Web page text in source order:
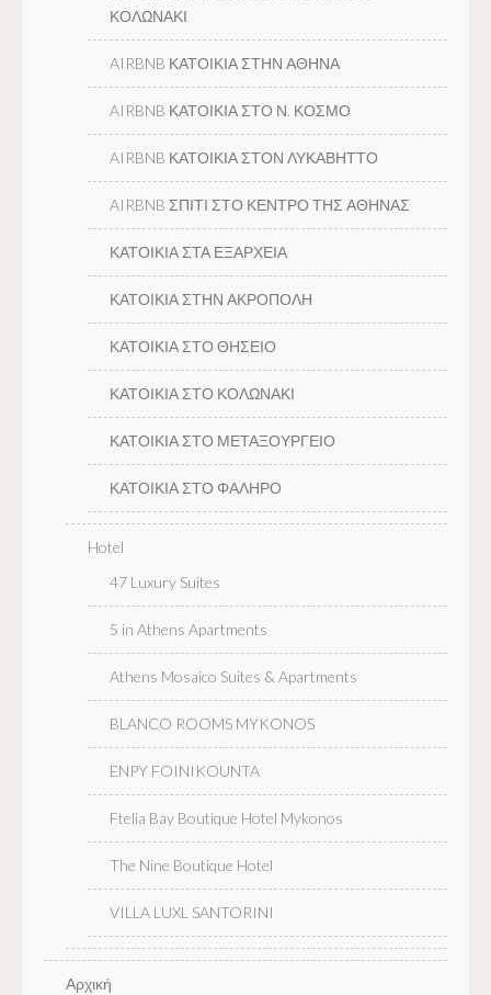
ΚΟΛΩΝΑΚΙ
AIRBNB ΚΑΤΟΙΚΙΑ ΣΤΗΝ ΑΘΗΝΑ
AIRBNB ΚΑΤΟΙΚΙΑ ΣΤΟ Ν. ΚΟΣΜΟ
AIRBNB ΚΑΤΟΙΚΙΑ ΣΤΟΝ ΛΥΚΑΒΗΤΤΟ
AIRBNB ΣΠΙΤΙ ΣΤΟ ΚΕΝΤΡΟ ΤΗΣ ΑΘΗΝΑΣ
ΚΑΤΟΙΚΙΑ ΣΤΑ ΕΞΑΡΧΕΙΑ
ΚΑΤΟΙΚΙΑ ΣΤΗΝ ΑΚΡΟΠΟΛΗ
ΚΑΤΟΙΚΙΑ ΣΤΟ ΘΗΣΕΙΟ
ΚΑΤΟΙΚΙΑ ΣΤΟ ΚΟΛΩΝΑΚΙ
ΚΑΤΟΙΚΙΑ ΣΤΟ ΜΕΤΑΞΟΥΡΓΕΙΟ
ΚΑΤΟΙΚΙΑ ΣΤΟ ΦΑΛΗΡΟ
Hotel
47 Luxury Suites
5 in Athens Apartments
Athens Mosaico Suites & Apartments
BLANCO ROOMS MYKONOS
ENPY FOINIKOUNTA
Ftelia Bay Boutique Hotel Mykonos
The Nine Boutique Hotel
VILLA LUXL SANTORINI
Αρχική